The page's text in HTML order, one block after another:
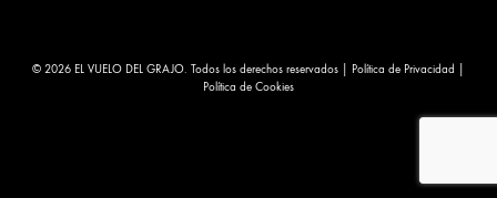
© 2026 EL VUELO DEL GRAJO. Todos los derechos reservados | Política de Privacidad
Política de Cookies